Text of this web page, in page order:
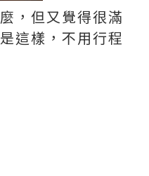
，但又覺得很滿
這樣，不用行程